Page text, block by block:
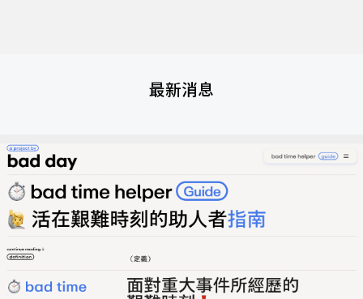
最新消息